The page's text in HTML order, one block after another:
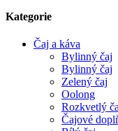
Kategorie
Čaj a káva
Bylinný čaj
Bylinný čaj
Zelený čaj
Oolong
Rozkvetlý
Čajové